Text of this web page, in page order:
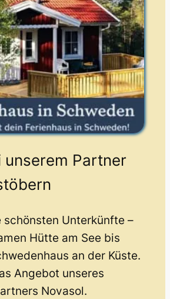
unserem Partner
schönsten Unterkünfte –
Hütte am See bis
an der Küste.
Angebot unseres
Novasol.